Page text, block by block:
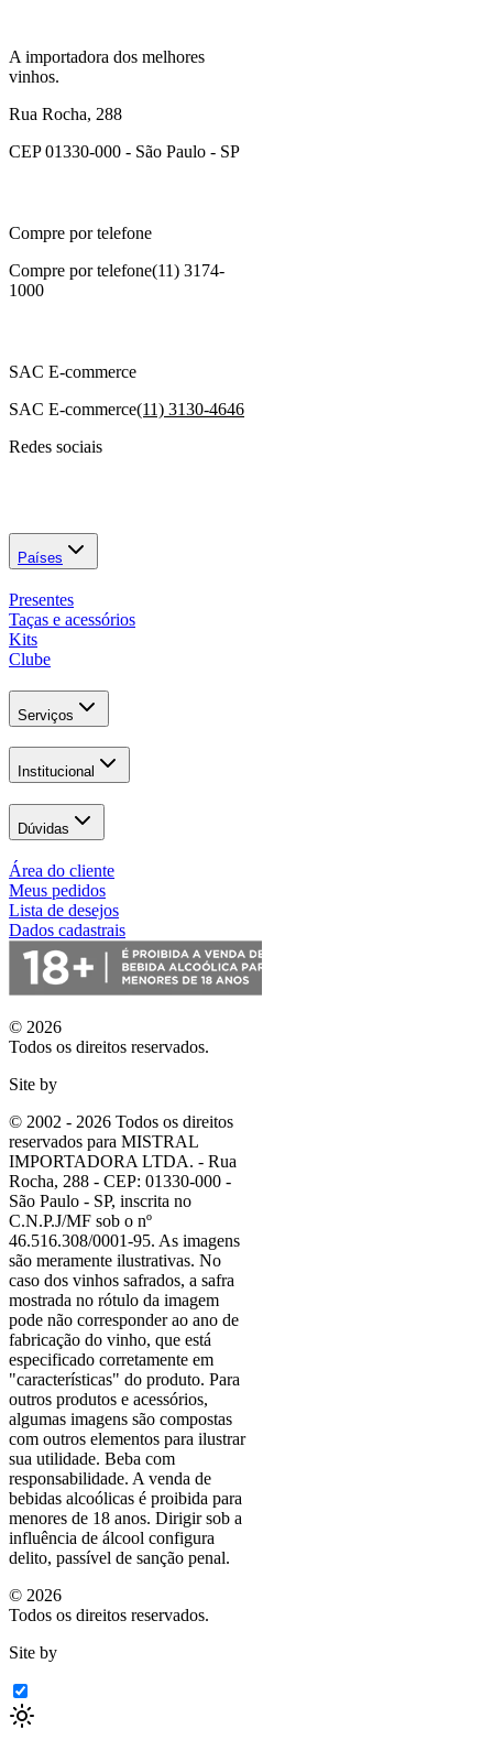
A importadora dos melhores
vinhos.
Rua Rocha, 288
CEP 01330-000 - São Paulo - SP
Compre por telefone
Compre por telefone(11) 3174-
1000
SAC E-commerce
SAC E-commerce(11) 3130-4646
Redes sociais
Países
Presentes
Taças e acessórios
Kits
Clube
Serviços
Institucional
Dúvidas
Área do cliente
Meus pedidos
Lista de desejos
Dados cadastrais
© 2026
Todos os direitos reservados.
Site by
© 2002 - 2026 Todos os direitos
reservados para MISTRAL
IMPORTADORA LTDA. - Rua
Rocha, 288 - CEP: 01330-000 -
São Paulo - SP, inscrita no
C.N.P.J/MF sob o nº
46.516.308/0001-95. As imagens
são meramente ilustrativas. No
caso dos vinhos safrados, a safra
mostrada no rótulo da imagem
pode não corresponder ao ano de
fabricação do vinho, que está
especificado corretamente em
"características" do produto. Para
outros produtos e acessórios,
algumas imagens são compostas
com outros elementos para ilustrar
sua utilidade. Beba com
responsabilidade. A venda de
bebidas alcoólicas é proibida para
menores de 18 anos. Dirigir sob a
influência de álcool configura
delito, passível de sanção penal.
© 2026
Todos os direitos reservados.
Site by